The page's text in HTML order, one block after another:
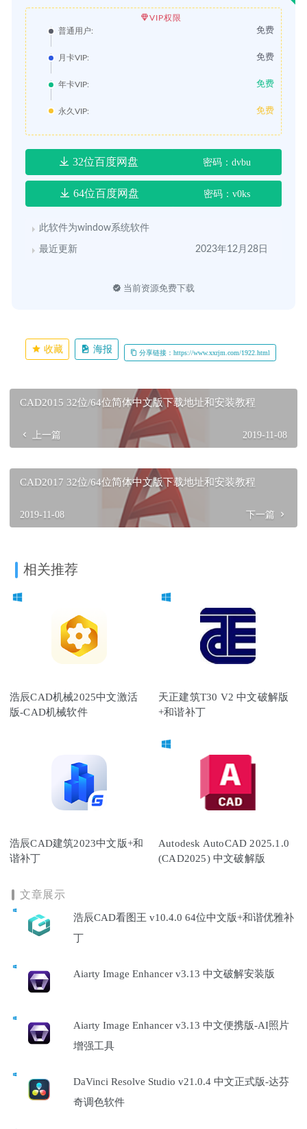
VIP权限
普通用户:
免费
月卡VIP: 免费
年卡VIP: 免费
永久VIP: 免费
32位百度网盘 密码：dvbu
64位百度网盘 密码：v0ks
此软件为window系统软件
最近更新 2023年12月28日
当前资源免费下载
收藏 海报 分享链接：https://www.xxrjm.com/1922.html
CAD2015 32位/64位简体中文版下载地址和安装教程
上一篇 2019-11-08
CAD2017 32位/64位简体中文版下载地址和安装教程
2019-11-08 下一篇
相关推荐
浩辰CAD机械2025中文激活
版-CAD机械软件
天正建筑T30 V2 中文破解版
+和谐补丁
浩辰CAD建筑2023中文版+和
谐补丁
Autodesk AutoCAD 2025.1.0
(CAD2025) 中文破解版
文章展示
浩辰CAD看图王 v10.4.0 64位中文版+和谐优雅补
丁
Aiarty Image Enhancer v3.13 中文破解安装版
Aiarty Image Enhancer v3.13 中文便携版-AI照片
增强工具
DaVinci Resolve Studio v21.0.4 中文正式版-达芬
奇调色软件